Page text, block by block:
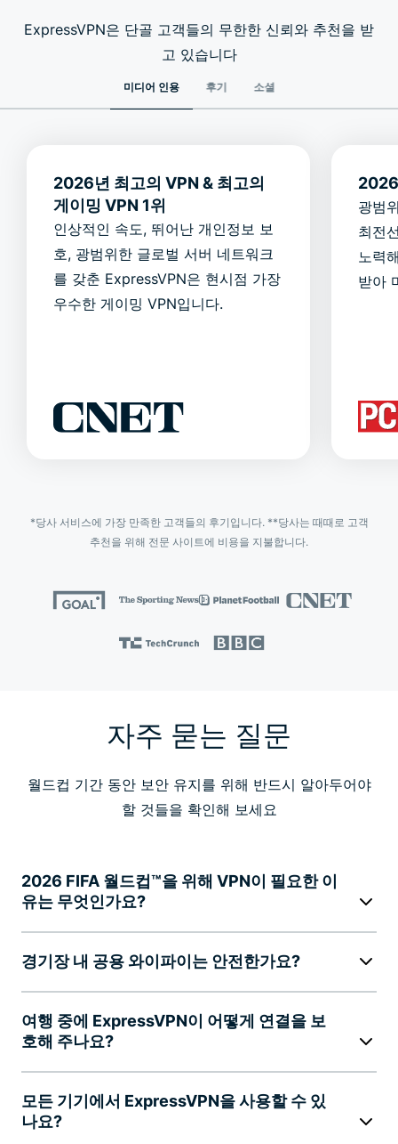
ExpressVPN은 단골 고객들의 무한한 신뢰와 추천을 받
고 있습니다
미디어 인용 후기 소셜
2026년 최고의 VPN & 최고의
게이밍 VPN 1위
인상적인 속도, 뛰어난 개인정보 보
호, 광범위한 글로벌 서버 네트워크
를 갖춘 ExpressVPN은 현시점 가장
우수한 게이밍 VPN입니다.
광범
최전
노력
받아
*당사 서비스에 가장 만족한 고객들의 후기입니다. **당사는 때때로 고객
추천을 위해 전문 사이트에 비용을 지불합니다.
자주 묻는 질문
월드컵 기간 동안 보안 유지를 위해 반드시 알아두어야
할 것들을 확인해 보세요
2026 FIFA 월드컵™을 위해 VPN이 필요한 이
유는 무엇인가요?
경기장 내 공용 와이파이는 안전한가요?
여행 중에 ExpressVPN이 어떻게 연결을 보
호해 주나요?
모든 기기에서 ExpressVPN을 사용할 수 있
나요?